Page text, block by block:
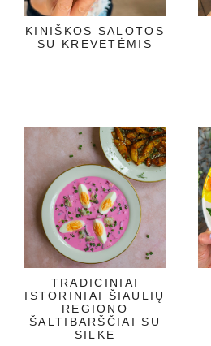
KINIŠKOS SALOTOS
SU KREVETĖMIS
TRADICINIAI
ISTORINIAI ŠIAULIŲ
REGIONO
ŠALTIBARŠČIAI SU
SILKE